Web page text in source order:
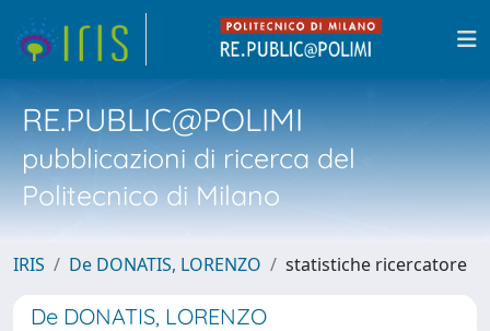
RE.PUBLIC@POLIMI
pubblicazioni di ricerca del
Politecnico di Milano
IRIS De DONATIS, LORENZO statistiche ricercatore
De DONATIS, LORENZO